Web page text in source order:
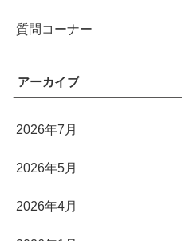
質問コーナー
アーカイブ
2026年7月
2026年5月
2026年4月